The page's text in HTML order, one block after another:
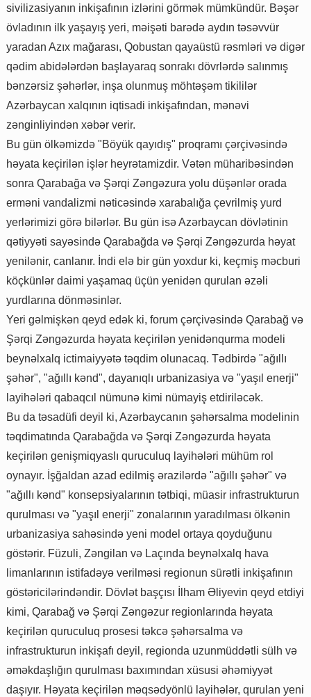
sivilizasiyanın inkişafının izlərini görmək mümkündür. Bəşər
övladının ilk yaşayış yeri, məişəti barədə aydın təsəvvür
yaradan Azıx mağarası, Qobustan qayaüstü rəsmləri və digər
qədim abidələrdən başlayaraq sonrakı dövrlərdə salınmış
bənzərsiz şəhərlər, inşa olunmuş möhtəşəm tikililər
Azərbaycan xalqının iqtisadi inkişafından, mənəvi
zənginliyindən xəbər verir.
Bu gün ölkəmizdə "Böyük qayıdış" proqramı çərçivəsində
həyata keçirilən işlər heyrətamizdir. Vətən müharibəsindən
sonra Qarabağa və Şərqi Zəngəzura yolu düşənlər orada
erməni vandalizmi nəticəsində xarabalığa çevrilmiş yurd
yerlərimizi görə bilərlər. Bu gün isə Azərbaycan dövlətinin
qətiyyəti sayəsində Qarabağda və Şərqi Zəngəzurda həyat
yenilənir, canlanır. İndi elə bir gün yoxdur ki, keçmiş məcburi
köçkünlər daimi yaşamaq üçün yenidən qurulan əzəli
yurdlarına dönməsinlər.
Yeri gəlmişkən qeyd edək ki, forum çərçivəsində Qarabağ və
Şərqi Zəngəzurda həyata keçirilən yenidənqurma modeli
beynəlxalq ictimaiyyətə təqdim olunacaq. Tədbirdə "ağıllı
şəhər", "ağıllı kənd", dayanıqlı urbanizasiya və "yaşıl enerji"
layihələri qabaqcıl nümunə kimi nümayiş etdiriləcək.
Bu da təsadüfi deyil ki, Azərbaycanın şəhərsalma modelinin
təqdimatında Qarabağda və Şərqi Zəngəzurda həyata
keçirilən genişmiqyaslı quruculuq layihələri mühüm rol
oynayır. İşğaldan azad edilmiş ərazilərdə "ağıllı şəhər" və
"ağıllı kənd" konsepsiyalarının tətbiqi, müasir infrastrukturun
qurulması və "yaşıl enerji" zonalarının yaradılması ölkənin
urbanizasiya sahəsində yeni model ortaya qoyduğunu
göstərir. Füzuli, Zəngilan və Laçında beynəlxalq hava
limanlarının istifadəyə verilməsi regionun sürətli inkişafının
göstəricilərindəndir. Dövlət başçısı İlham Əliyevin qeyd etdiyi
kimi, Qarabağ və Şərqi Zəngəzur regionlarında həyata
keçirilən quruculuq prosesi təkcə şəhərsalma və
infrastrukturun inkişafı deyil, regionda uzunmüddətli sülh və
əməkdaşlığın qurulması baxımından xüsusi əhəmiyyət
daşıyır. Həyata keçirilən məqsədyönlü layihələr, qurulan yeni